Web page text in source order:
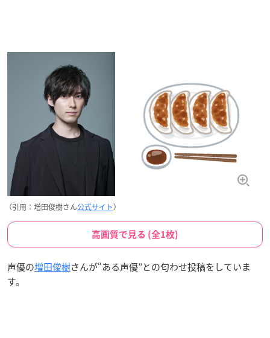
（引用：増田俊樹さん公式サイト）
高画質で見る (全1枚)
声優の増田俊樹さんが“ある声優”との匂わせ投稿をしていま
す。